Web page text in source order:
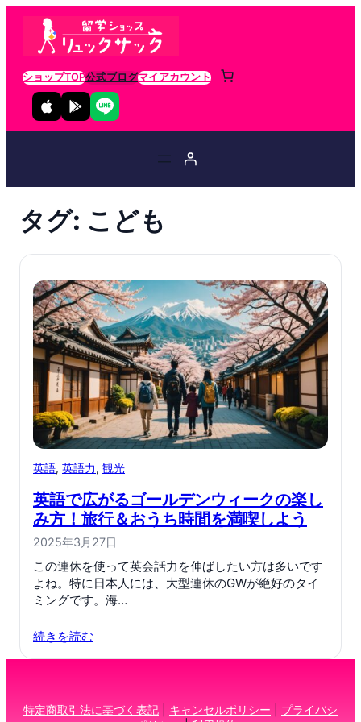
ショップTOP公式ブログマイアカウント
タグ: こども
英語, 英語力, 観光
英語で広がるゴールデンウィークの楽し
み方！旅行＆おうち時間を満喫しよう
2025年3月27日
この連休を使って英会話力を伸ばしたい方は多いです
よね。特に日本人には、大型連休のGWが絶好のタイ
ミングです。海…
続きを読む
特定商取引法に基づく表記 キャンセルポリシー
プライバシ